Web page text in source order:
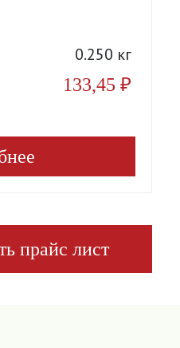
0.250 кг
133,45 ₽
прайс лист